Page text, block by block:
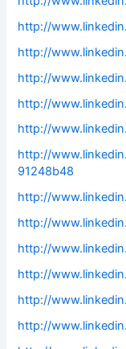
http://
http://
http://
http://
http://
http://
91248b48
http://
http://
http://
http://
http://
http://